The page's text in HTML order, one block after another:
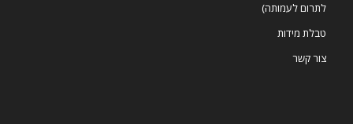
לתרום לעמותה)
טבלת מידות
צור קשר